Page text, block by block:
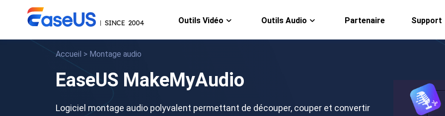
Outils Vidéo
Video Downloader
Télécharger
Outils Audio Partenaire Support
Accueil > Montage audio
EaseUS MakeMyAudio
Logiciel montage audio polyvalent permettant de découper, couper et convertir